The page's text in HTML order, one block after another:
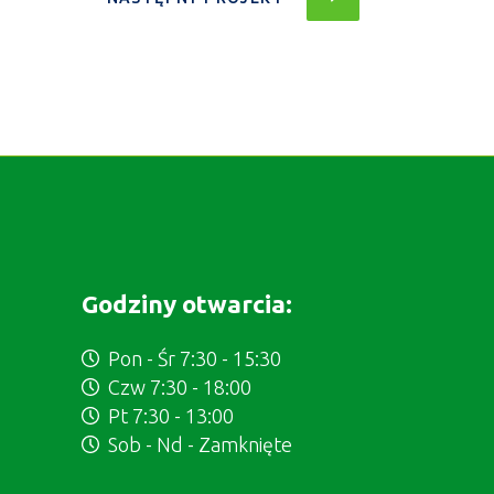
Godziny otwarcia:
Pon - Śr 7:30 - 15:30
Czw 7:30 - 18:00
Pt 7:30 - 13:00
Sob - Nd - Zamknięte